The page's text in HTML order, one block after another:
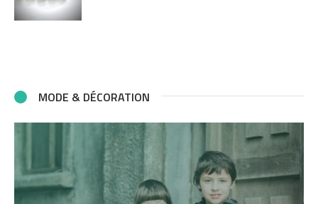
MODE & DÉCORATION